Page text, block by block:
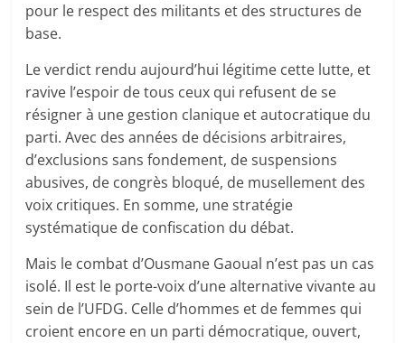
pour le respect des militants et des structures de
base.
Le verdict rendu aujourd’hui légitime cette lutte, et
ravive l’espoir de tous ceux qui refusent de se
résigner à une gestion clanique et autocratique du
parti. Avec des années de décisions arbitraires,
d’exclusions sans fondement, de suspensions
abusives, de congrès bloqué, de musellement des
voix critiques. En somme, une stratégie
systématique de confiscation du débat.
Mais le combat d’Ousmane Gaoual n’est pas un cas
isolé. Il est le porte-voix d’une alternative vivante au
sein de l’UFDG. Celle d’hommes et de femmes qui
croient encore en un parti démocratique, ouvert,